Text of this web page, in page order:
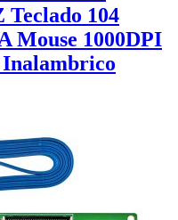
104
Mouse 1000DPI